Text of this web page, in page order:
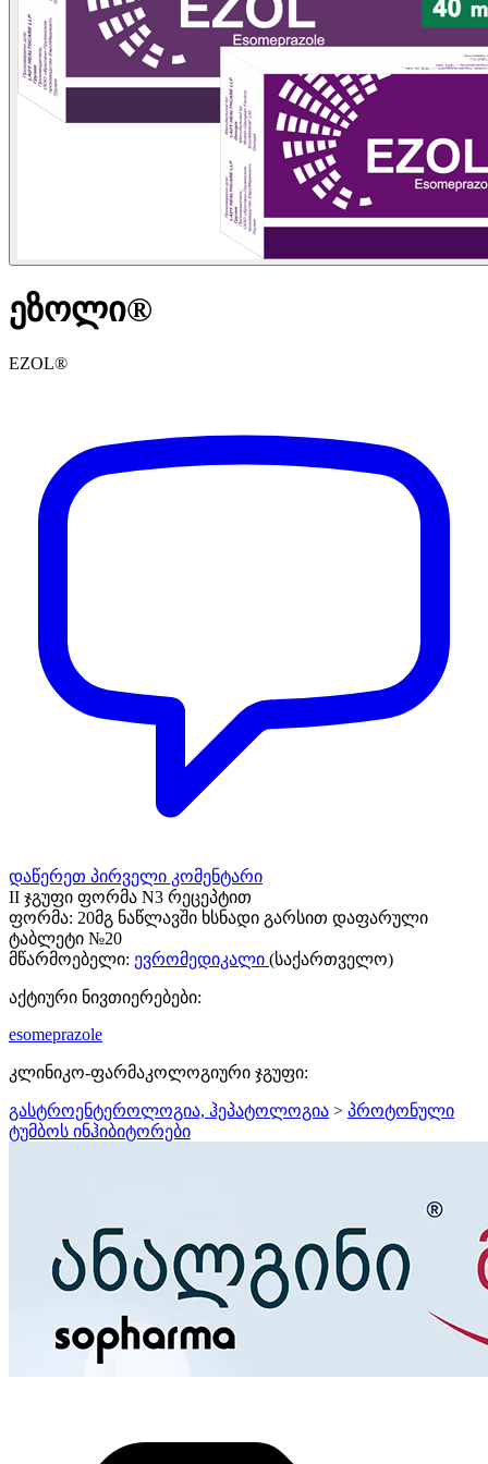
ეზოლი®
EZOL®
დაწერეთ პირველი კომენტარი
II ჯგუფი ფორმა N3 რეცეპტით
ფორმა: 20მგ ნაწლავში ხსნადი გარსით დაფარული
ტაბლეტი №20
მწარმოებელი: ევრომედიკალი (საქართველო)
აქტიური ნივთიერებები:
esomeprazole
კლინიკო-ფარმაკოლოგიური ჯგუფი:
გასტროენტეროლოგია, ჰეპატოლოგია > პროტონული
ტუმბოს ინჰიბიტორები